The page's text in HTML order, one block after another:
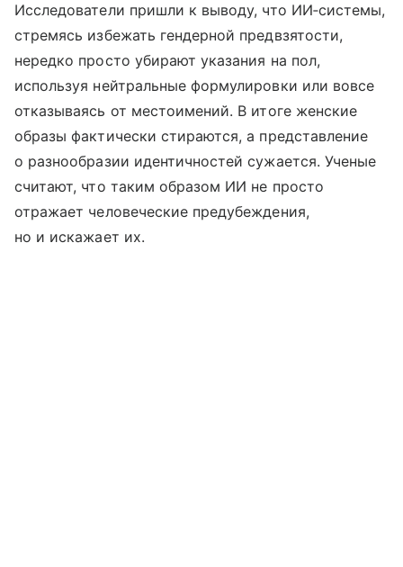
Исследователи пришли к выводу, что ИИ‑системы,
стремясь избежать гендерной предвзятости,
нередко просто убирают указания на пол,
используя нейтральные формулировки или вовсе
отказываясь от местоимений. В итоге женские
образы фактически стираются, а представление
о разнообразии идентичностей сужается. Ученые
считают, что таким образом ИИ не просто
отражает человеческие предубеждения,
но и искажает их.